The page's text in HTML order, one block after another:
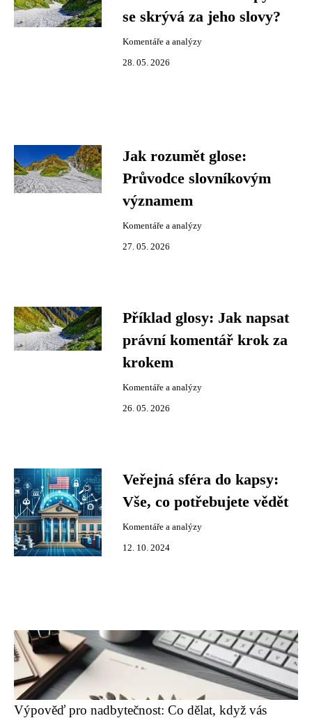
se skrývá za jeho slovy?
Komentáře a analýzy
28. 05. 2026
Jak rozumět glose:
Průvodce slovníkovým
významem
Komentáře a analýzy
27. 05. 2026
Příklad glosy: Jak napsat
právní komentář krok za
krokem
Komentáře a analýzy
26. 05. 2026
Veřejná sféra do kapsy:
Vše, co potřebujete vědět
Komentáře a analýzy
12. 10. 2024
Výpověď pro nadbytečnost: Co dělat, když vás